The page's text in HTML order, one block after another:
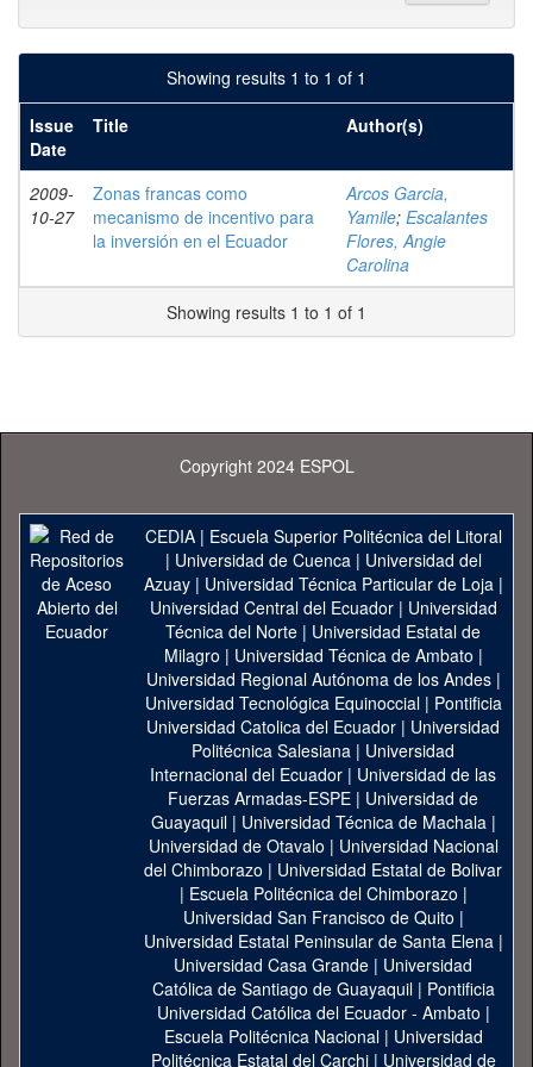
Showing results 1 to 1 of 1
Issue
Date
Title Author(s)
2009-
10-27
Zonas francas como
mecanismo de incentivo para
la inversión en el Ecuador
Arcos Garcia,
Yamile; Escalantes
Flores, Angie
Carolina
Showing results 1 to 1 of 1
Copyright 2024 ESPOL
CEDIA| Escuela Superior Politécnica del Litoral
| Universidad de Cuenca| Universidad del
Azuay| Universidad Técnica Particular de Loja|
Universidad Central del Ecuador| Universidad
Técnica del Norte | Universidad Estatal de
Milagro | Universidad Técnica de Ambato |
Universidad Regional Autónoma de los Andes|
Universidad Tecnológica Equinoccial| Pontificia
Universidad Catolica del Ecuador | Universidad
Politécnica Salesiana | Universidad
Internacional del Ecuador | Universidad de las
Fuerzas Armadas-ESPE | Universidad de
Guayaquil| Universidad Técnica de Machala|
Universidad de Otavalo | Universidad Nacional
del Chimborazo | Universidad Estatal de Bolivar
| Escuela Politécnica del Chimborazo |
Universidad San Francisco de Quito |
Universidad Estatal Peninsular de Santa Elena|
Universidad Casa Grande | Universidad
Católica de Santiago de Guayaquil| Pontificia
Universidad Católica del Ecuador - Ambato |
Escuela Politécnica Nacional| Universidad
Politécnica Estatal del Carchi| Universidad de